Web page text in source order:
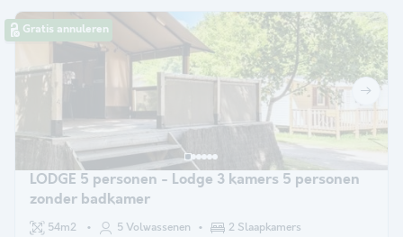
Gratis annuleren
LODGE 5 personen - Lodge 3 kamers 5 personen
zonder badkamer
54m2 5 Volwassenen 2 Slaapkamers